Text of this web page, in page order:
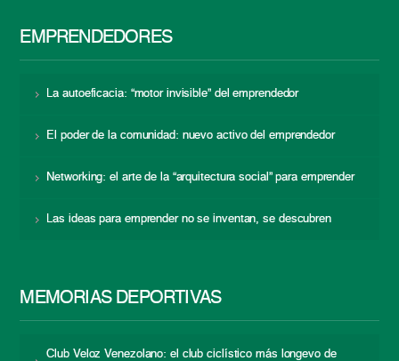
EMPRENDEDORES
La autoeficacia: “motor invisible” del emprendedor
El poder de la comunidad: nuevo activo del emprendedor
Networking: el arte de la “arquitectura social” para emprender
Las ideas para emprender no se inventan, se descubren
MEMORIAS DEPORTIVAS
Club Veloz Venezolano: el club ciclístico más longevo de